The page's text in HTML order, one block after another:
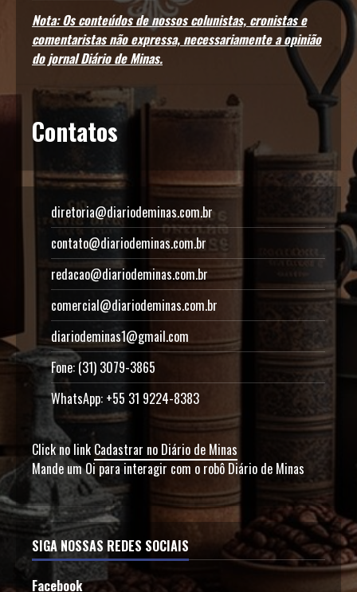
Nota: Os conteúdos de nossos colunistas, cronistas e
comentaristas não expressa, necessariamente a opinião
do jornal Diário de Minas.
Contatos
diretoria@diariodeminas.com.br
contato@diariodeminas.com.br
redacao@diariodeminas.com.br
comercial@diariodeminas.com.br
diariodeminas1@gmail.com
Fone: (31) 3079-3865
WhatsApp: +55 31 9224-8383
Click no link Cadastrar no Diário de Minas
Mande um Oi para interagir com o robô Diário de Minas
SIGA NOSSAS REDES SOCIAIS
Facebook